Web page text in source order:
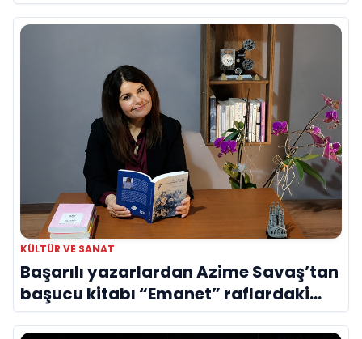
Evreni ‘AVENOİR’
KÜLTÜR VE SANAT
Başarılı yazarlardan Azime Savaş’tan
başucu kitabı “Emanet” raflardaki
yerini aldı